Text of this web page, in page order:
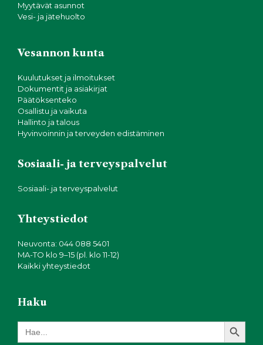
Myytävät asunnot
Vesi- ja jätehuolto
Vesannon kunta
Kuulutukset ja ilmoitukset
Dokumentit ja asiakirjat
Päätöksenteko
Osallistu ja vaikuta
Hallinto ja talous
Hyvinvoinnin ja terveyden edistäminen
Sosiaali- ja terveyspalvelut
Sosiaali- ja terveyspalvelut
Yhteystiedot
Neuvonta: 044 088 5401
MA-TO klo 9–15 (pl. klo 11-12)
Kaikki yhteystiedot
Haku
Search
for:
Search Button